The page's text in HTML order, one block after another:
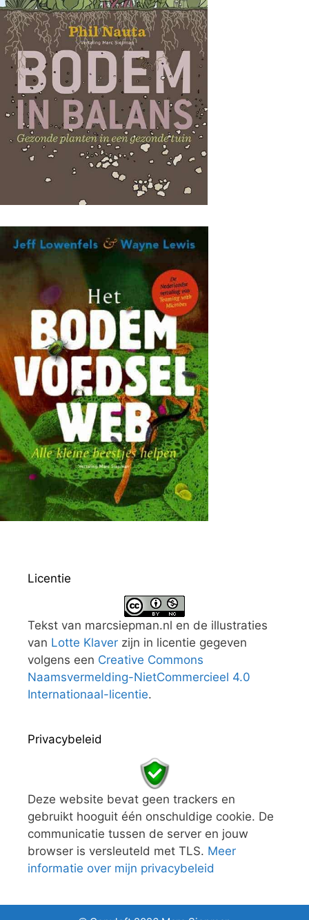
Licentie
Tekst van marcsiepman.nl en de illustraties
van Lotte Klaver zijn in licentie gegeven
volgens een Creative Commons
Naamsvermelding-NietCommercieel 4.0
Internationaal-licentie.
Privacybeleid
Deze website bevat geen trackers en
gebruikt hooguit één onschuldige cookie. De
communicatie tussen de server en jouw
browser is versleuteld met TLS. Meer
informatie over mijn privacybeleid